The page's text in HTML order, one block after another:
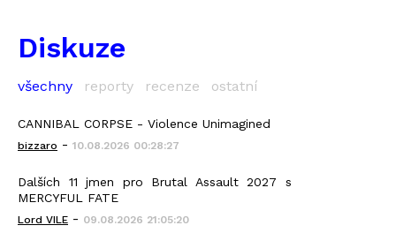
Diskuze
všechny reporty recenze ostatní
CANNIBAL CORPSE - Violence Unimagined
bizzaro - 10.08.2026 00:28:27
Dalších 11 jmen pro Brutal Assault 2027 s
MERCYFUL FATE
Lord VILE - 09.08.2026 21:05:20